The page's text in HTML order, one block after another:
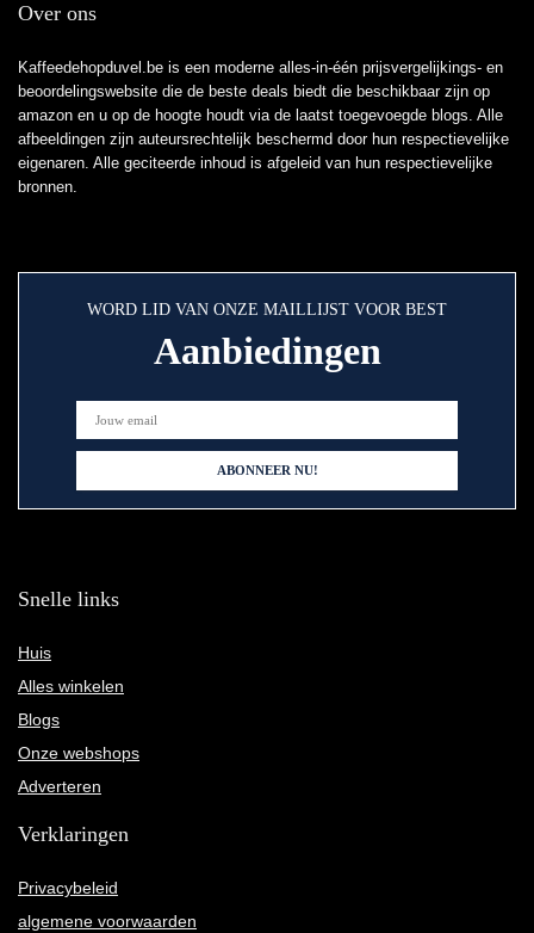
Over ons
Kaffeedehopduvel.be is een moderne alles-in-één prijsvergelijkings- en
beoordelingswebsite die de beste deals biedt die beschikbaar zijn op
amazon en u op de hoogte houdt via de laatst toegevoegde blogs. Alle
afbeeldingen zijn auteursrechtelijk beschermd door hun respectievelijke
eigenaren. Alle geciteerde inhoud is afgeleid van hun respectievelijke
bronnen.
WORD LID VAN ONZE MAILLIJST VOOR BEST
Aanbiedingen
Snelle links
Huis
Alles winkelen
Blogs
Onze webshops
Adverteren
Verklaringen
Privacybeleid
algemene voorwaarden